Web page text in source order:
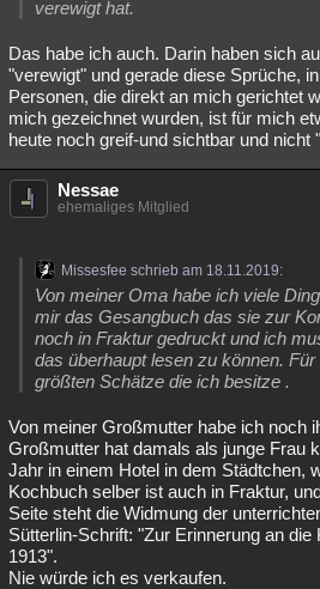
verewigt hat.
Das habe ich auch. Darin haben sich
"verewigt" und gerade diese Sprüche,
Personen, die direkt an mich gerichtet
mich gezeichnet wurden, ist für mich
heute noch greif-und sichtbar und nicht
Nessae
ehemaliges Mitglied
Missesfee schrieb am 18.11.2019:
Von meiner Oma habe ich viele
mir das Gesangbuch das sie zur
noch in Fraktur gedruckt und ich
das überhaupt lesen zu können.
größten Schätze die ich besitze .
Von meiner Großmutter habe ich noch
Großmutter hat damals als junge Frau
Jahr in einem Hotel in dem Städtchen,
Kochbuch selber ist auch in Fraktur,
Seite steht die Widmung der
Sütterlin-Schrift: "Zur Erinnerung an
1913".
Nie würde ich es verkaufen.